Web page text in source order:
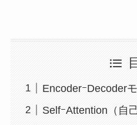
EncoderｰDecoder
SelfｰAttention（自